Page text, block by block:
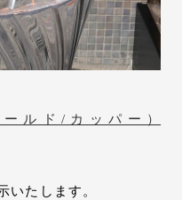
ルド/カッパー）
いたします。